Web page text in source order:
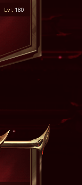
Lvl. 180